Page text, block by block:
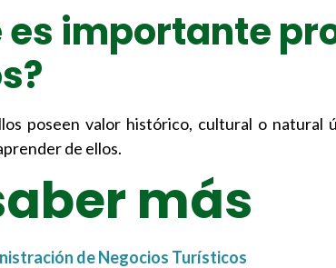
es importante
poseen valor histórico, cultural o
de ellos.
más
de Negocios Turísticos